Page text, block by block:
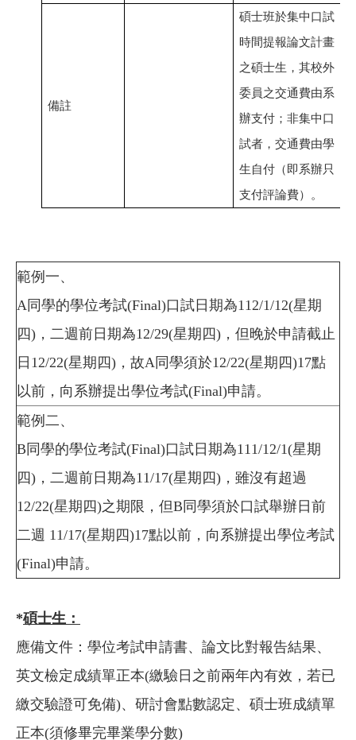
備註
碩士班於集中口試
時間提報論文計畫
之碩士生，其校外
委員之交通費由系
辦支付；非集中口
試者，交通費由學
生自付（即系辦只
支付評論費）。
範例一、
A同學的學位考試(Final)口試日期為112/1/12(星期
四)，二週前日期為12/29(星期四)，但晚於申請截止
日12/22(星期四)，故A同學須於12/22(星期四)17點
以前，向系辦提出學位考試(Final)申請。
範例二、
B同學的學位考試(Final)口試日期為111/12/1(星期
四)，二週前日期為11/17(星期四)，雖沒有超過
12/22(星期四)之期限，但B同學須於口試舉辦日前
二週 11/17(星期四)17點以前，向系辦提出學位考試
(Final)申請。
*碩士生：
應備文件：學位考試申請書、論文比對報告結果、
英文檢定成績單正本(繳驗日之前兩年內有效，若已
繳交驗證可免備)、研討會點數認定、碩士班成績單
正本(須修畢完畢業學分數)